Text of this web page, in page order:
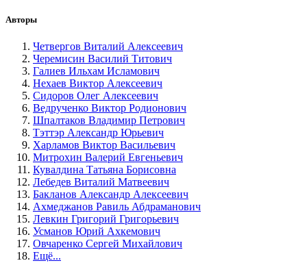
Авторы
Четвергов Виталий Алексеевич
Черемисин Василий Титович
Галиев Ильхам Исламович
Нехаев Виктор Алексеевич
Сидоров Олег Алексеевич
Ведрученко Виктор Родионович
Шпалтаков Владимир Петрович
Тэттэр Александр Юрьевич
Харламов Виктор Васильевич
Митрохин Валерий Евгеньевич
Кувалдина Татьяна Борисовна
Лебедев Виталий Матвеевич
Бакланов Александр Алексеевич
Ахмеджанов Равиль Абдраманович
Левкин Григорий Григорьевич
Усманов Юрий Ахкемович
Овчаренко Сергей Михайлович
Ещё...